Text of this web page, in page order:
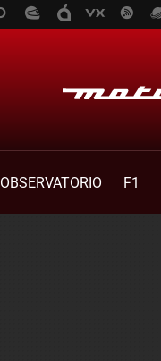
OBSERVATORIO F1